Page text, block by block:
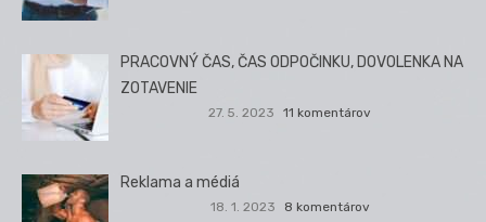
PRACOVNÝ ČAS, ČAS ODPOČINKU, DOVOLENKA NA
ZOTAVENIE
27. 5. 2023 11 komentárov
Reklama a médiá
18. 1. 2023 8 komentárov